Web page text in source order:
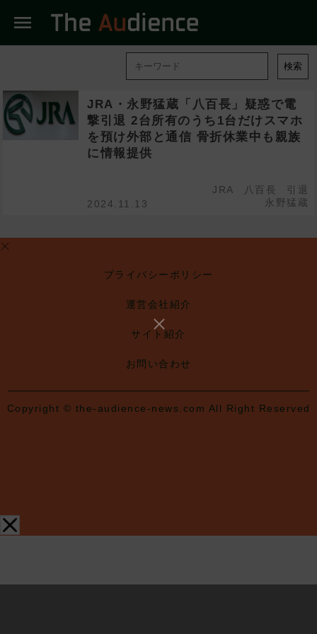
menu
検索
JRA・永野猛蔵「八百長」疑惑で電
撃引退 2台所有のうち1台だけスマホ
を預け外部と通信 骨折休業中も親族
に情報提供
2024.11.13
JRA 八百長
引退
永野猛蔵
プライバシーポリシー
運営会社紹介
サイト紹介
お問い合わせ
Copyright © the-audience-news.com All Right Reserved